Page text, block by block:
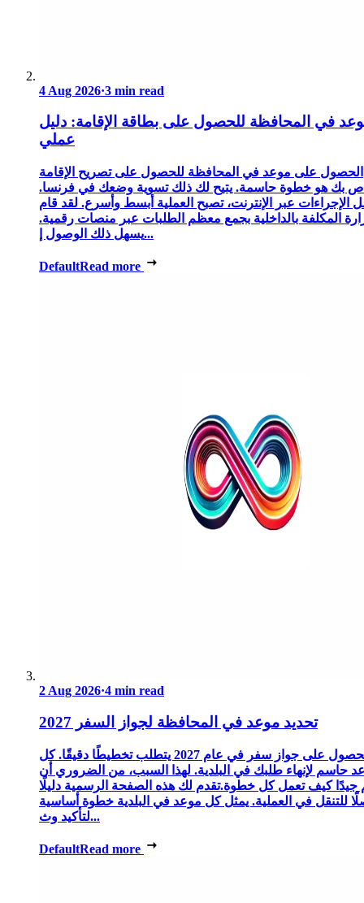
4 Aug 2026·3 min read
في المحافظة للحصول على بطاقة الإقامة: دليل
عملي
الحصول على موعد في المحافظة للحصول على تصريح الإقامة
بك هو خطوة حاسمة. يتيح لك ذلك تسوية وضعك في فرنسا.
الإجراءات عبر الإنترنت، تصبح العملية أبسط وأسرع. لقد قام
المكلفة بالداخلية بجمع معظم الطلبات عبر منصات رقمية.
يسهل ذلك الوصول إ...
DefaultRead more
2 Aug 2026·4 min read
تحديد موعد في المحافظة لجواز السفر 2027
الحصول على جواز سفر في عام 2027 يتطلب تخطيطًا دقيقًا. كل
حاسم لإنهاء طلبك في البلدية. لهذا السبب، من الضروري أن
جيدًا كيف تعمل كل خطوة.تقدم لك هذه الصفحة الرسمية دليلًا
للتنقل في العملية. يمثل كل موعد في البلدية خطوة أساسية
لتأكيد وث...
DefaultRead more